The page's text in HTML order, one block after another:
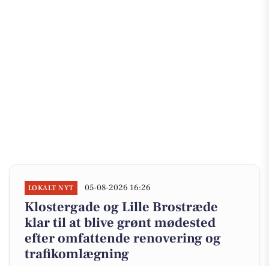
LOKALT NYT 05-08-2026 16:26
Klostergade og Lille Brostræde
klar til at blive grønt mødested
efter omfattende renovering og
trafikomlægning